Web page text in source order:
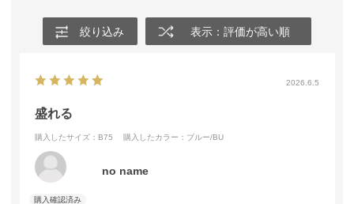
絞り込み 表示：評価が高い順
2026.6.5
盛れる
購入したサイズ：B75 購入したカラー：ブルー/BU
no name